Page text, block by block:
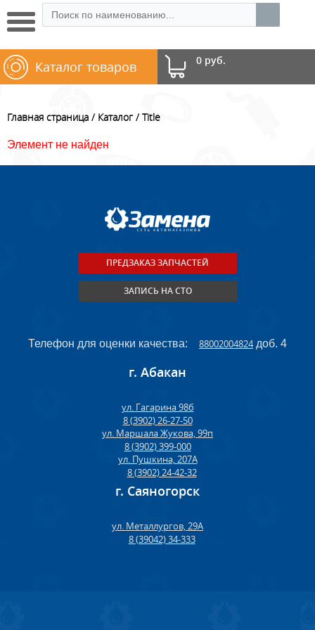
0 руб.
Каталог товаров
Главная страница Каталог Title
Элемент не найден
ПРЕДЗАКАЗ ЗАПЧАСТЕЙ
ЗАПИСЬ НА СТО
Телефон для оценки качества: 88002004824доб. 4
г. Абакан
ул. Гагарина 98б
8 (3902) 26-27-50
ул. Маршала Жукова, 99п
8 (3902) 399-000
ул. Пушкина, 207А
8 (3902) 24-42-32
г. Саяногорск
ул. Металлургов, 29А
8 (39042) 34-333